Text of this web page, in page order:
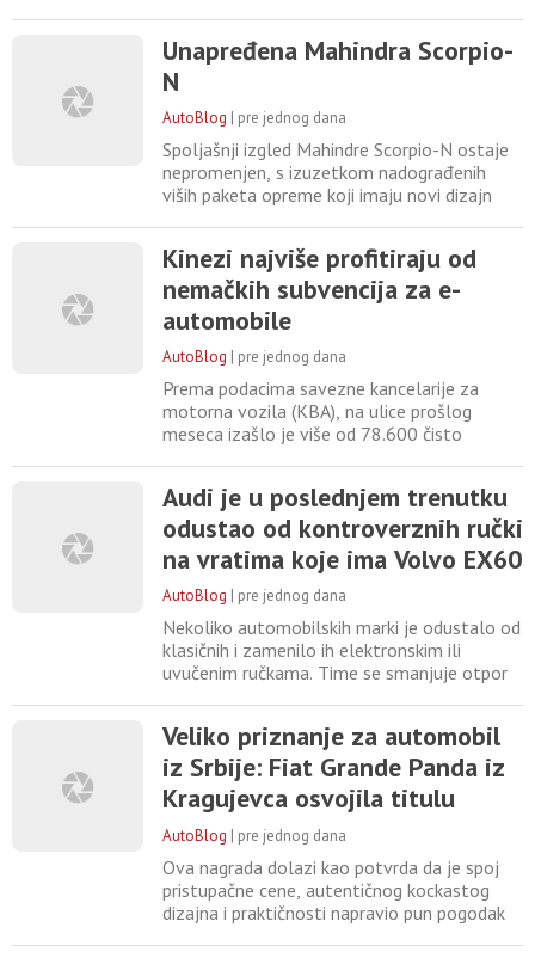
zatamnjeni crossover koji Mazda označava
kao "CX-3 sledeće generacije", čime je
izdanju. Mazda za sada nije objavila zasebno
saopštenje
Unapređena Mahindra Scorpio-
N
AutoBlog | pre jednog dana
Spoljašnji izgled Mahindre Scorpio-N ostaje
nepromenjen, s izuzetkom nadograđenih
viših paketa opreme koji imaju novi dizajn
unutrašnjost luksuznih verzija je
redizajnirana. Ove modifikacije sada imaju
novi 12,3-inčni ekran multimedijalnog
sistema (ranije ekran od 8 inča),
Kinezi najviše profitiraju od
nemačkih subvencija za e-
automobile
AutoBlog | pre jednog dana
Prema podacima savezne kancelarije za
motorna vozila (KBA), na ulice prošlog
meseca izašlo je više od 78.600 čisto
među novoregistrovanim vozilima skočio na
29,3 odsto, piše DPA. „Snažan rast prodaje
električnih automobila jeste ubrzao razvoj
e-mobilnosti u Nemačkoj,
Audi je u poslednjem trenutku
odustao od kontroverznih ručki
na vratima koje ima Volvo EX60
AutoBlog | pre jednog dana
Nekoliko automobilskih marki je odustalo od
klasičnih i zamenilo ih elektronskim ili
uvučenim ručkama. Time se smanjuje otpor
strane, povećava se složenost konstrukcije,
a mnogi korisnici smatraju da su takve kvake
nepraktične za korišćenje. Takođe, u slučaju
saobraćajne
Veliko priznanje za automobil
iz Srbije: Fiat Grande Panda iz
Kragujevca osvojila titulu
“Povratak godine!"
AutoBlog | pre jednog dana
Ova nagrada dolazi kao potvrda da je spoj
pristupačne cene, autentičnog kockastog
dizajna i praktičnosti napravio pun pogodak